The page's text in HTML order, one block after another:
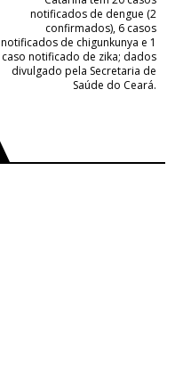
notificados de dengue (2
confirmados), 6 casos
notificados de chigunkunya e 1
caso notificado de zika; dados
divulgado pela Secretaria de
Saúde do Ceará.